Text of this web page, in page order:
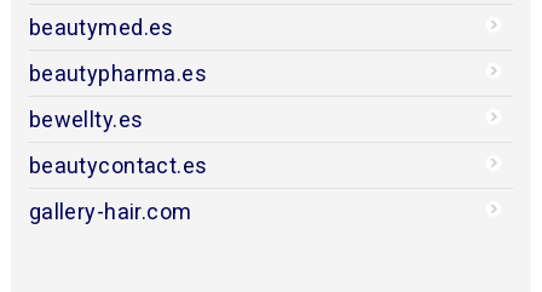
beautymed.es
beautypharma.es
bewellty.es
beautycontact.es
gallery-hair.com